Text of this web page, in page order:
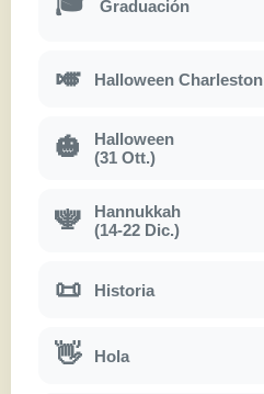
Graduación
🎺 Halloween Charleston
🎃
Halloween
(31 Ott.)
🕎
Hannukkah
(14-22 Dic.)
📜 Historia
👋 Hola